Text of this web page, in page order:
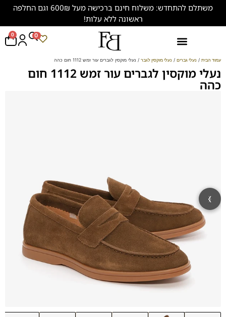
משתלם להתחדש: משלוח חינם ברכישה מעל 600₪ וגם החלפה
ראשונה ללא עלות!
0 0
עמוד הבית / נעלי גברים / נעלי מוקסין לגבר / נעלי מוקסין לגברים עור זמש 1112 חום כהה
נעלי מוקסין לגברים עור זמש 1112 חום
כהה
‹
›